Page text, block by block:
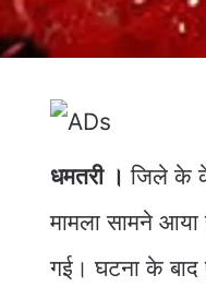
धमतरी । जिले के
मामला सामने
गई। घटना के बाद